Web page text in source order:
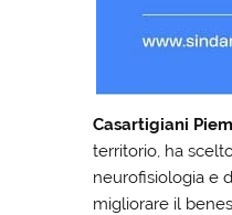
Casartigiani
territorio, ha
neurofisiologia e
migliorare il